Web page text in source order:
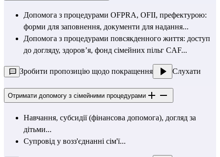
Допомога з процедурами OFPRA, OFII, префектурою:
форми для заповнення, документи для надання...
Допомога з процедурами повсякденного життя: доступ
до догляду, здоров’я, фонд сімейних пільг CAF...
Зробити пропозицію щодо покращення Слухати
Отримати допомогу з сімейними процедурами
Навчання, субсидії (фінансова допомога), догляд за
дітьми...
Супровід у возз'єднанні сім'ї...